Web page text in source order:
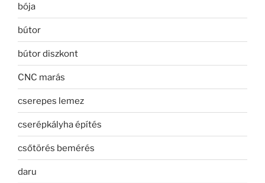
bója
bútor
bútor diszkont
CNC marás
cserepes lemez
cserépkályha építés
csőtörés bemérés
daru